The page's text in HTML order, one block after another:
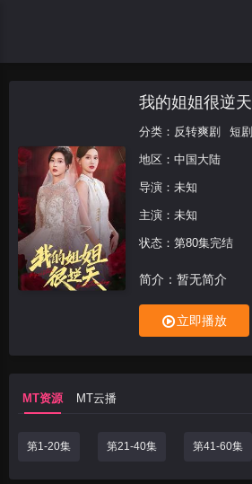
我的姐姐很逆天
分类： 反转爽剧 短剧
地区： 中国大陆
导演：未知
主演：未知
状态：第80集完结
简介：暂无简介
立即播放
MT资源 MT云播
第1-20集 第21-40集 第41-60集